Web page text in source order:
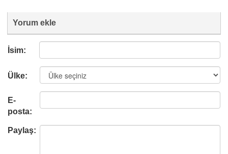
Yorum ekle
İsim:
Ülke:
E-
posta:
Paylaş: